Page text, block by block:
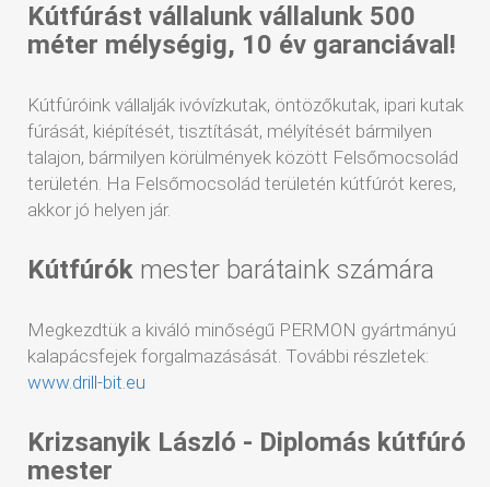
Kútfúrást vállalunk vállalunk 500
méter mélységig, 10 év garanciával!
Kútfúróink vállalják ivóvízkutak, öntözőkutak, ipari kutak
fúrását, kiépítését, tisztítását, mélyítését bármilyen
talajon, bármilyen körülmények között Felsőmocsolád
területén. Ha Felsőmocsolád területén kútfúrót keres,
akkor jó helyen jár.
Kútfúrók mester barátaink számára
Megkezdtük a kiváló minőségű PERMON gyártmányú
kalapácsfejek forgalmazásását. További részletek:
www.drill-bit.eu
Krizsanyik László - Diplomás kútfúró
mester